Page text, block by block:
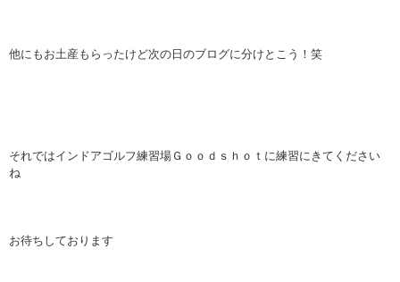
他にもお土産もらったけど次の日のブログに分けとこう！笑
それではインドアゴルフ練習場Ｇｏｏｄｓｈｏｔに練習にきてください
ね
お待ちしております